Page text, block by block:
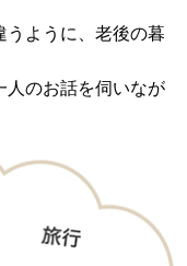
ように、 老後の暮
人のお話を伺いなが